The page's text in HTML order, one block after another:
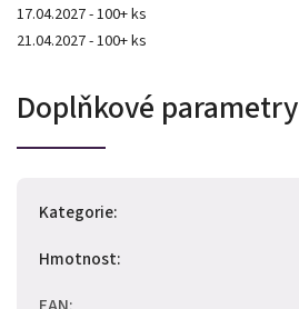
17.04.2027 - 100+ ks
21.04.2027 - 100+ ks
Doplňkové parametry
Kategorie:
Hmotnost: